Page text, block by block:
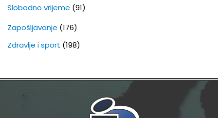
Slobodno vrijeme (91)
Zapošljavanje (176)
Zdravlje i sport (198)